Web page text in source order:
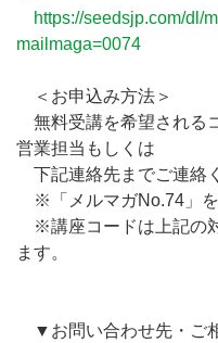
https://seedsjp.com/dl/
mailmaga=0074
＜お申込み方法＞
無料受講を希望される
営業担当もしくは
下記連絡先までご連絡
※「メルマガNo.74」を
※講座コードは上記の
ます。
▼お問い合わせ先・ご